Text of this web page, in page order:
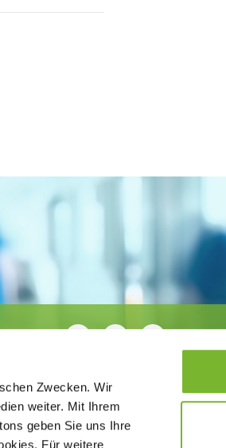
Zwecken. Wir
weiter. Mit Ihrem
geben Sie uns Ihre
Für weitere